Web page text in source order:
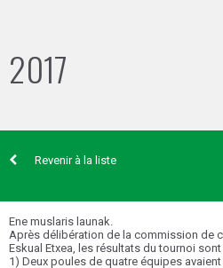
2017
Revenir à la liste
Ene muslaris launak.
Après délibération de la commission de
Eskual Etxea, les résultats du tournoi
1) Deux poules de quatre équipes